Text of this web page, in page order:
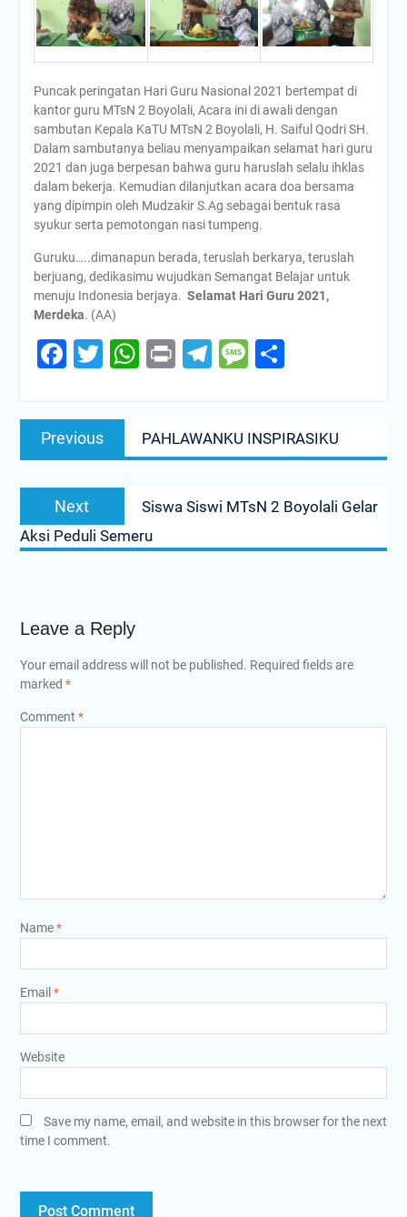
Puncak peringatan Hari Guru Nasional 2021 bertempat di
kantor guru MTsN 2 Boyolali, Acara ini di awali dengan
sambutan Kepala KaTU MTsN 2 Boyolali, H. Saiful Qodri SH.
Dalam sambutanya beliau menyampaikan selamat hari guru
2021 dan juga berpesan bahwa guru haruslah selalu ihklas
dalam bekerja. Kemudian dilanjutkan acara doa bersama
yang dipimpin oleh Mudzakir S.Ag sebagai bentuk rasa
syukur serta pemotongan nasi tumpeng.
Guruku…..dimanapun berada, teruslah berkarya, teruslah
berjuang, dedikasimu wujudkan Semangat Belajar untuk
menuju Indonesia berjaya. Selamat Hari Guru 2021,
Merdeka. (AA)
Facebook
Twitter
WhatsApp
PrintTelegram
Message
Share
Post
navigation
Previous
post:
PAHLAWANKU INSPIRASIKU
Next
Next
post:
Siswa Siswi MTsN 2 Boyolali Gelar
Aksi Peduli Semeru
Leave a Reply
Your email address will not be published. Required fields are
marked *
Comment *
Name*
Email *
Website
Save my name, email, and website in this browser for the next
time I comment.